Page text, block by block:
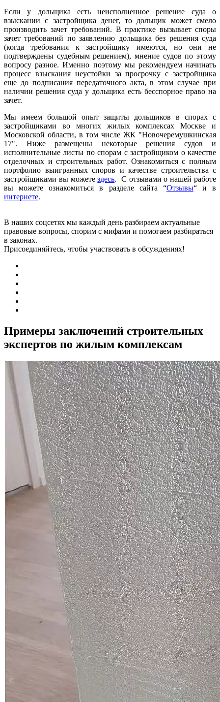
Если у дольщика есть неисполненное решение суда о
взыскании с застройщика денег, то дольщик может смело
производить зачет требований. В практике вызывает споры
зачет требований по заявлению дольщика без решения суда
(когда требования к застройщику имеются, но они не
подтверждены судебным решением), мнение судов по этому
вопросу разное. Именно поэтому мы рекомендуем начинать
процесс взыскания неустойки за просрочку с застройщика
еще до подписания передаточного акта, в этом случае при
наличии решения суда у дольщика есть бесспорное право на
зачет.
Мы имеем большой опыт защиты дольщиков в спорах с
застройщиками во многих жилых комплексах Москве и
Московской области, в том числе ЖК "Новочеремушкинская
17". Ниже размещены некоторые решения судов и
исполнительные листы по спорам с застройщиком о качестве
отделочных и строительных работ. Ознакомиться с полным
портфолио выигранных споров и качестве строительства с
застройщиками вы можетездесь. С отзывами о нашей работе
вы можете ознакомиться в разделе сайта “Отзывы“ и в
интернете.
В наших соцсетях мы каждый день разбираем актуальные
правовые вопросы, спорим с мифами и помогаем разбираться
в законах.
Присоединяйтесь, чтобы участвовать в обсуждениях!
Примеры заключений строительных
экспертов по жилым комплексам